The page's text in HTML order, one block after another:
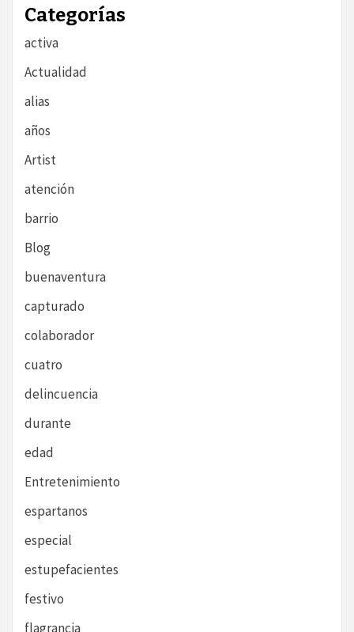
Categorías
activa
Actualidad
alias
años
Artist
atención
barrio
Blog
buenaventura
capturado
colaborador
cuatro
delincuencia
durante
edad
Entretenimiento
espartanos
especial
estupefacientes
festivo
flagrancia